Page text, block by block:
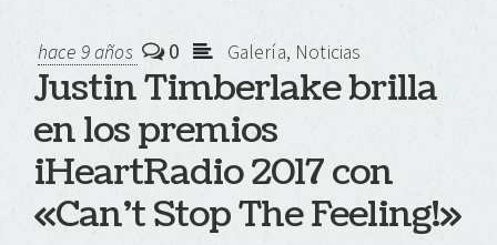
hace 9 años 0 Galería, Noticias
Justin Timberlake brilla
en los premios
iHeartRadio 2017 con
«Can’t Stop The Feeling!»